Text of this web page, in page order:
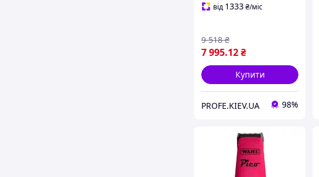
від 1333₴/міс
7 995.12₴
9 518 ₴
Купити
PROFE.KIEV.UA 98%